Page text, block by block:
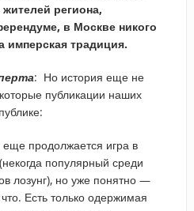
региона,
в Москве никого
имперская традиция.
: Но история еще не
публикации наших
еще продолжается игра в
популярный среди
лозунг), но уже понятно —
Есть только одержимая